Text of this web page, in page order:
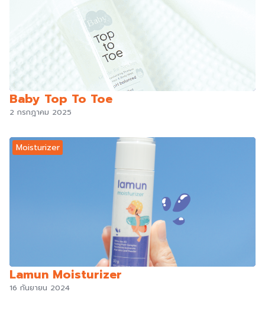
Baby Top To Toe
2 กรกฎาคม 2025
Moisturizer
Lamun Moisturizer
16 กันยายน 2024